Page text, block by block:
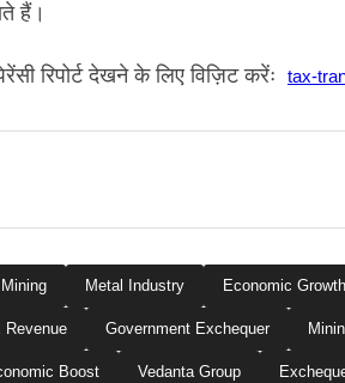
हैं।
रिपोर्ट देखने के लिए विज़िट करेंः tax-
Mining Metal Industry Economic Growth
Revenue Government Exchequer
Boost Vedanta Group